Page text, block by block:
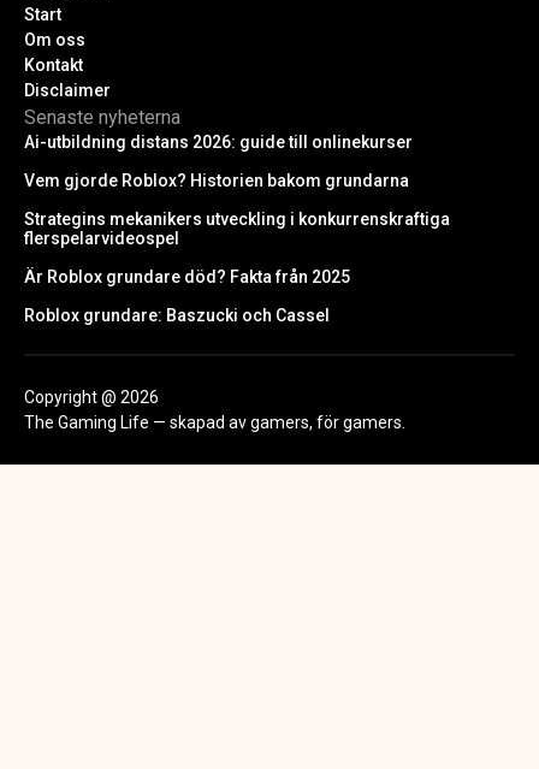
Start
Om oss
Kontakt
Disclaimer
Senaste nyheterna
Ai-utbildning distans 2026: guide till onlinekurser
Vem gjorde Roblox? Historien bakom grundarna
Strategins mekanikers utveckling i konkurrenskraftiga
flerspelarvideospel
Är Roblox grundare död? Fakta från 2025
Roblox grundare: Baszucki och Cassel
Copyright @ 2026
The Gaming Life — skapad av gamers, för gamers.